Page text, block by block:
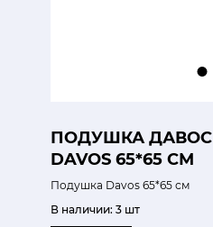
ПОДУШКА ДАВОС
DAVOS 65*65 СМ
Подушка Davos 65*65 см
В наличии: 3 шт